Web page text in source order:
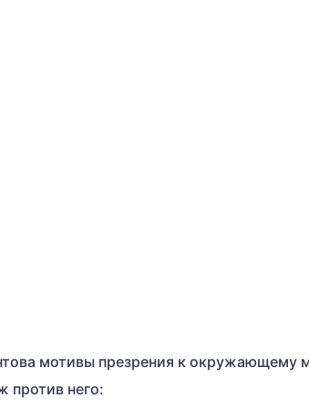
мотивы презрения к окружающему
против него: